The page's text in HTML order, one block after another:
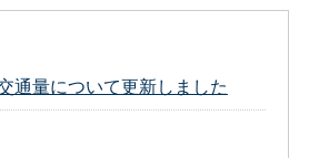
通量について更新しました